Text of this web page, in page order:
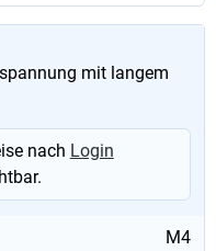
mit langem
M4
nach Login